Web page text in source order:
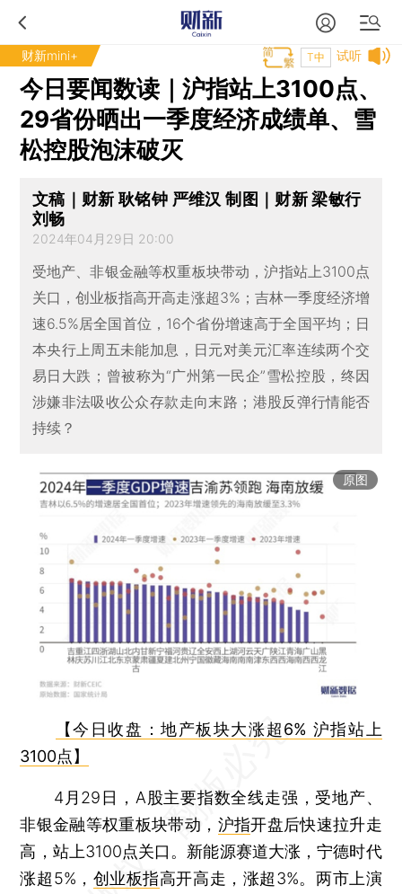
财新mini+ 试听
T中
今日要闻数读｜沪指站上3100点、
29省份晒出一季度经济成绩单、雪
松控股泡沫破灭
文稿｜财新 耿铭钟 严维汉 制图｜财新 梁敏行
刘畅
2024年04月29日 20:00
受地产、非银金融等权重板块带动，沪指站上3100点
关口，创业板指高开高走涨超3%；吉林一季度经济增
速6.5%居全国首位，16个省份增速高于全国平均；日
本央行上周五未能加息，日元对美元汇率连续两个交
易日大跌；曾被称为“广州第一民企”雪松控股，终因
涉嫌非法吸收公众存款走向末路；港股反弹行情能否
持续？
原图
【今日收盘：地产板块大涨超6% 沪指站上
3100点】
4月29日，A股主要指数全线走强，受地产、
非银金融等权重板块带动， 沪指开盘后快速拉升走
高，站上3100点关口。新能源赛道大涨，宁德时代
涨超5%， 创业板指高开高走，涨超3%。两市上演